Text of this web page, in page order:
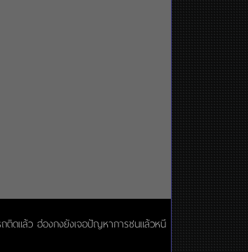
ติดแล้ว ฮ่องกงยังเจอปัญหาการชนแล้วหนี